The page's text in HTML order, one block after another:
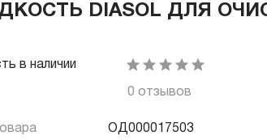
DIASOL ДЛЯ
в наличии
0 отзывов
ОД000017503